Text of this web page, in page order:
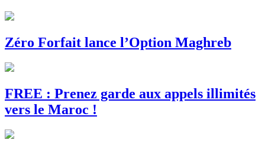
Zéro Forfait lance l’Option Maghreb
FREE : Prenez garde aux appels illimités
vers le Maroc !